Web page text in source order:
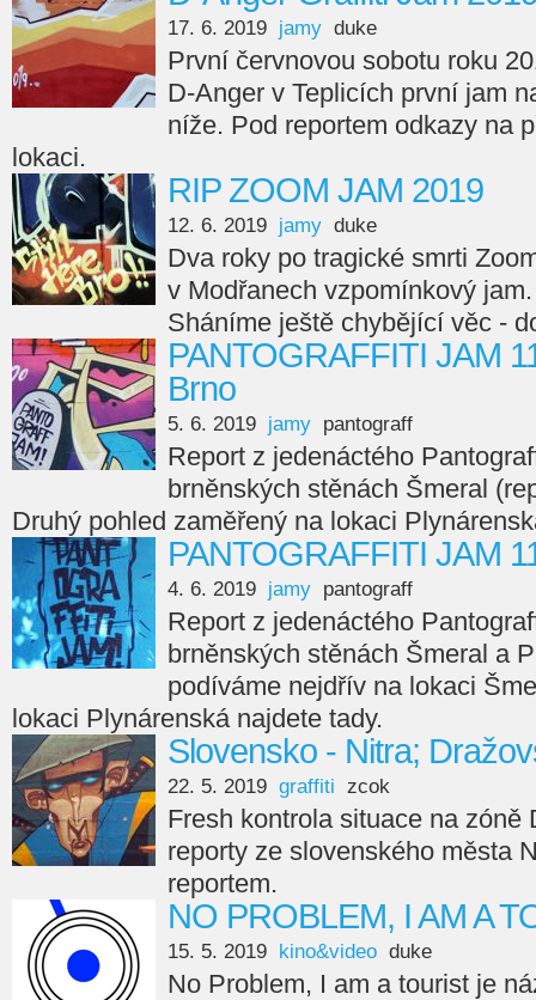
17. 6. 2019 jamy duke
První červnovou sobotu roku
D-Anger v Teplicích první jam
níže. Pod reportem odkazy na
lokaci.
RIP ZOOM JAM 2019
12. 6. 2019 jamy duke
Dva roky po tragické smrti
v Modřanech vzpomínkový
Sháníme ještě chybějící věc -
PANTOGRAFFITI JAM
Brno
5. 6. 2019 jamy pantograff
Report z jedenáctého
brněnských stěnách Šmeral
Druhý pohled zaměřený na lokaci
PANTOGRAFFITI JAM
4. 6. 2019 jamy pantograff
Report z jedenáctého
brněnských stěnách Šmeral a
podíváme nejdřív na lokaci
lokaci Plynárenská najdete tady.
Slovensko - Nitra;
22. 5. 2019 graffiti zcok
Fresh kontrola situace na
reporty ze slovenského města
reportem.
NO PROBLEM, I AM A
15. 5. 2019 kino&video duke
No Problem, I am a tourist je